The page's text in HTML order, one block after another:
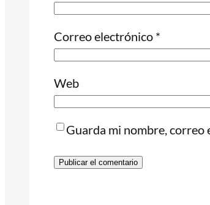
Correo electrónico *
Web
Guarda mi nombre, correo